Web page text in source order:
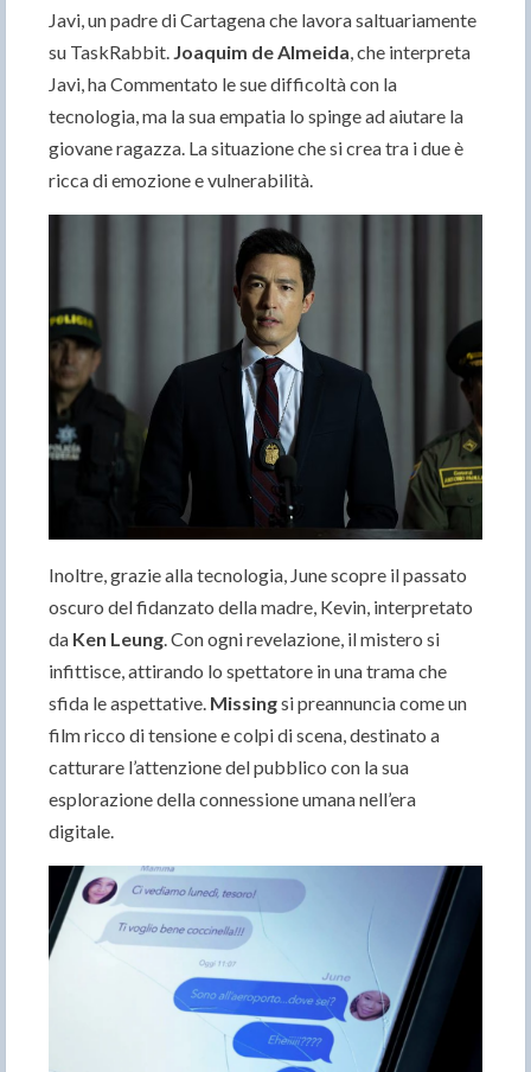
Javi, un padre di Cartagena che lavora saltuariamente
su TaskRabbit. Joaquim de Almeida, che interpreta
Javi, ha Commentato le sue difficoltà con la
tecnologia, ma la sua empatia lo spinge ad aiutare la
giovane ragazza. La situazione che si crea tra i due è
ricca di emozione e vulnerabilità.
Inoltre, grazie alla tecnologia, June scopre il passato
oscuro del fidanzato della madre, Kevin, interpretato
da Ken Leung. Con ogni revelazione, il mistero si
infittisce, attirando lo spettatore in una trama che
sfida le aspettative. Missingsi preannuncia come un
film ricco di tensione e colpi di scena, destinato a
catturare l’attenzione del pubblico con la sua
esplorazione della connessione umana nell’era
digitale.